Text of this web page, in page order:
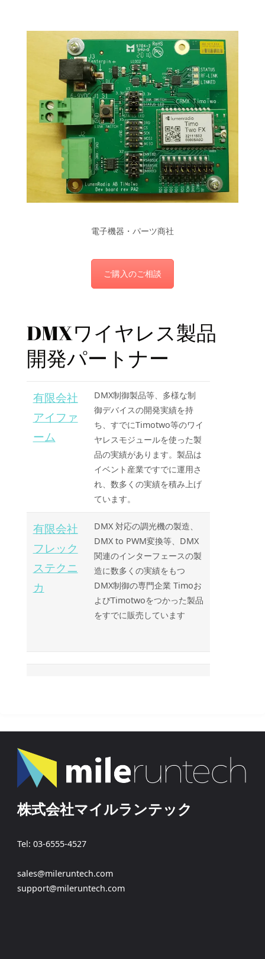
電子機器・パーツ商社
ご購入のご相談
DMXワイヤレス製品
開発パートナー
有限会社
アイファ
ーム
DMX制御製品等、多様な制
御デバイスの開発実績を持
ち、すでにTimotwo等のワイ
ヤレスモジュールを使った製
品の実績があります。製品は
イベント産業ですでに運用さ
れ、数多くの実績を積み上げ
ています。
有限会社
フレック
ステクニ
カ
DMX 対応の調光機の製造、
DMX to PWM変換等、DMX
関連のインターフェースの製
造に数多くの実績をもつ
DMX制御の専門企業 Timoお
よびTimotwoをつかった製品
をすでに販売しています
株式会社マイルランテック
Tel: 03-6555-4527
sales@mileruntech.com
support@mileruntech.com